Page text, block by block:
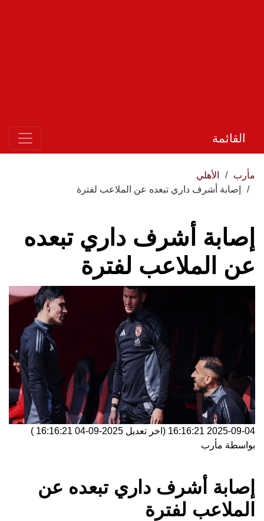
القائمة
مأرب
الأهلي
إصابة أشرف داري تبعده عن الملاعب لفترة
إصابة أشرف داري تبعده
عن الملاعب لفترة
2025-09-04 16:16:21 (اخر تعديل 2025-09-04 16:16:21
)
بواسطة مأرب
إصابة أشرف داري تبعده عن
الملاعب لفترة